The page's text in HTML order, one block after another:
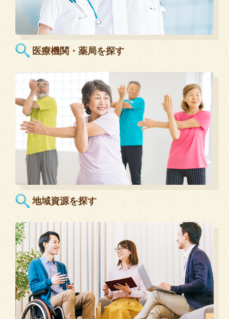
医療機関・薬局を探す
地域資源を探す